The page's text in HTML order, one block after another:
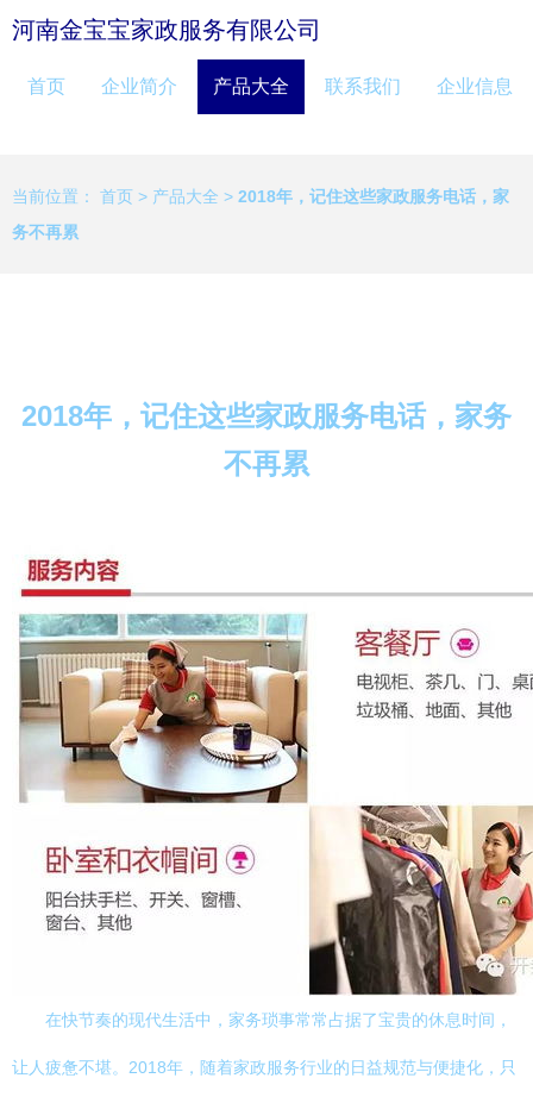
河南金宝宝家政服务有限公司
首页 企业简介 产品大全 联系我们 企业信息
当前位置： 首页 > 产品大全 > 2018年，记住这些家政服务电话，家
务不再累
2018年，记住这些家政服务电话，家务
不再累
在快节奏的现代生活中，家务琐事常常占据了宝贵的休息时间，
让人疲惫不堪。2018年，随着家政服务行业的日益规范与便捷化，只